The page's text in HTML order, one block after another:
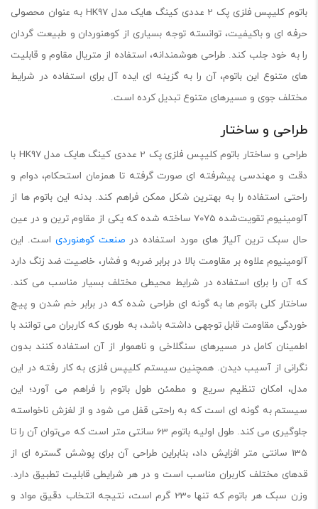
باتوم کلیپس فلزی پک 2 عددی کینگ هایک مدل HK97 به عنوان محصولی
حرفه ای و باکیفیت، توانسته توجه بسیاری از کوهنوردان و طبیعت گردان
را به خود جلب کند. طراحی هوشمندانه، استفاده از متریال مقاوم و قابلیت
های متنوع این باتوم، آن را به گزینه ای ایده آل برای استفاده در شرایط
مختلف جوی و مسیرهای متنوع تبدیل کرده است.
طراحی و ساختار
طراحی و ساختار باتوم کلیپس فلزی پک 2 عددی کینگ هایک مدل HK97 با
دقت و مهندسی پیشرفته ای صورت گرفته تا همزمان استحکام، دوام و
راحتی استفاده را به بهترین شکل ممکن فراهم کند. بدنه این باتوم ها از
آلومینیوم تقویت‌شده 7075 ساخته شده که یکی از مقاوم ترین و در عین
حال سبک ترین آلیاژ های مورد استفاده در صنعت کوهنوردیاست. این
آلومینیوم علاوه بر مقاومت بالا در برابر ضربه و فشار، خاصیت ضد زنگ دارد
که آن را برای استفاده در شرایط محیطی مختلف بسیار مناسب می کند.
ساختار کلی باتوم ها به گونه ای طراحی شده که در برابر خم شدن و پیچ
خوردگی مقاومت قابل توجهی داشته باشد، به طوری که کاربران می توانند با
اطمینان کامل در مسیرهای سنگلاخی و ناهموار از آن استفاده کنند بدون
نگرانی از آسیب دیدن. همچنین سیستم کلیپس فلزی به کار رفته در این
مدل، امکان تنظیم سریع و مطمئن طول باتوم را فراهم می آورد؛ این
سیستم به گونه ای است که به راحتی قفل می شود و از لغزش ناخواسته
جلوگیری می کند. طول اولیه باتوم 63 سانتی متر است که می‌توان آن را تا
135 سانتی متر افزایش داد، بنابراین طراحی آن برای پوشش گستره ای از
قدهای مختلف کاربران مناسب است و در هر شرایطی قابلیت تطبیق دارد.
وزن سبک هر باتوم که تنها 230 گرم است، نتیجه انتخاب دقیق مواد و